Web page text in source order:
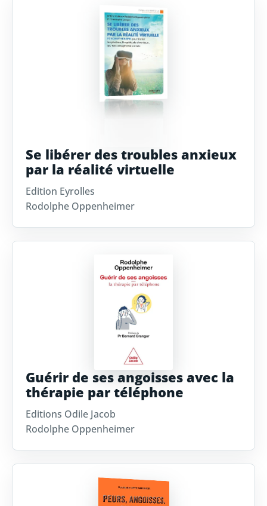
Se libérer des troubles anxieux
par la réalité virtuelle
Edition Eyrolles
Rodolphe Oppenheimer
Guérir de ses angoisses avec la
thérapie par téléphone
Editions Odile Jacob
Rodolphe Oppenheimer